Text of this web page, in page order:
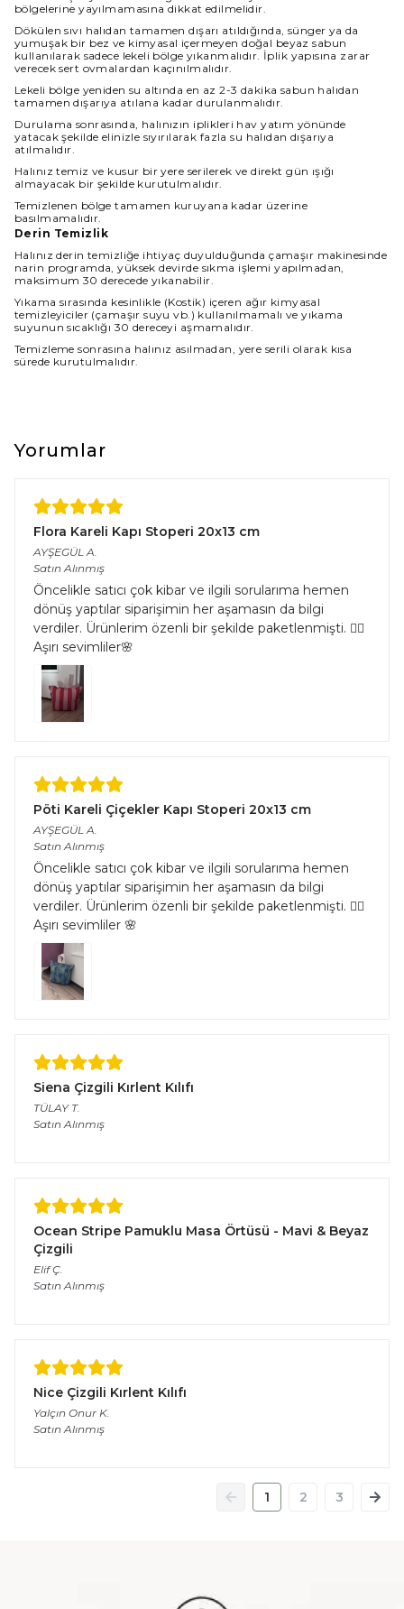
bölgelerine yayılmamasına dikkat edilmelidir.
Dökülen sıvı halıdan tamamen dışarı atıldığında, sünger ya da
yumuşak bir bez ve kimyasal içermeyen doğal beyaz sabun
kullanılarak sadece lekeli bölge yıkanmalıdır. İplik yapısına zarar
verecek sert ovmalardan kaçınılmalıdır.
Lekeli bölge yeniden su altında en az 2-3 dakika sabun halıdan
tamamen dışarıya atılana kadar durulanmalıdır.
Durulama sonrasında, halınızın iplikleri hav yatım yönünde
yatacak şekilde elinizle sıyırılarak fazla su halıdan dışarıya
atılmalıdır.
Halınız temiz ve kusur bir yere serilerek ve direkt gün ışığı
almayacak bir şekilde kurutulmalıdır.
Temizlenen bölge tamamen kuruyana kadar üzerine
basılmamalıdır.
Derin Temizlik
Halınız derin temizliğe ihtiyaç duyulduğunda çamaşır makinesinde
narin programda, yüksek devirde sıkma işlemi yapılmadan,
maksimum 30 derecede yıkanabilir.
Yıkama sırasında kesinlikle (Kostik) içeren ağır kimyasal
temizleyiciler (çamaşır suyu vb.) kullanılmamalı ve yıkama
suyunun sıcaklığı 30 dereceyi aşmamalıdır.
Temizleme sonrasına halınız asılmadan, yere serili olarak kısa
sürede kurutulmalıdır.
Yorumlar
Flora Kareli Kapı Stoperi 20x13 cm
AYŞEGÜL A.
Satın Alınmış
Öncelikle satıcı çok kibar ve ilgili sorularıma hemen
dönüş yaptılar siparişimin her aşamasın da bilgi
verdiler. Ürünlerim özenli bir şekilde paketlenmişti. 👌🏻
Aşırı sevimliler🌸
Pöti Kareli Çiçekler Kapı Stoperi 20x13 cm
AYŞEGÜL A.
Satın Alınmış
Öncelikle satıcı çok kibar ve ilgili sorularıma hemen
dönüş yaptılar siparişimin her aşamasın da bilgi
verdiler. Ürünlerim özenli bir şekilde paketlenmişti. 👌🏻
Aşırı sevimliler 🌸
Siena Çizgili Kırlent Kılıfı
TÜLAY T.
Satın Alınmış
Ocean Stripe Pamuklu Masa Örtüsü - Mavi & Beyaz
Çizgili
Elif Ç.
Satın Alınmış
Nice Çizgili Kırlent Kılıfı
Yalçın Onur K.
Satın Alınmış
1 2 3